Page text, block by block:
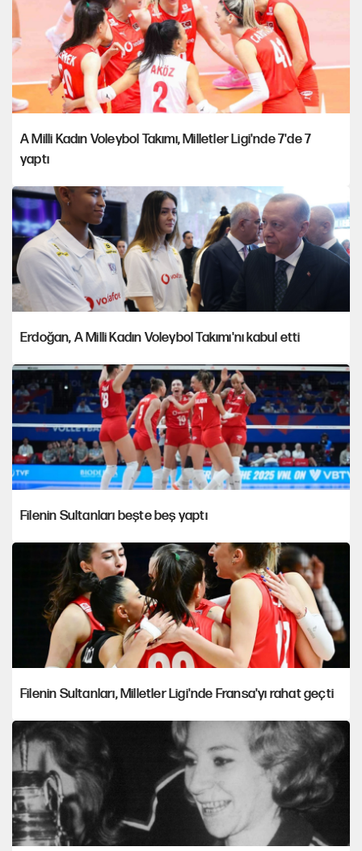
A Milli Kadın Voleybol Takımı, Milletler Ligi'nde 7'de 7
yaptı
Erdoğan, A Milli Kadın Voleybol Takımı'nı kabul etti
Filenin Sultanları beşte beş yaptı
Filenin Sultanları, Milletler Ligi'nde Fransa'yı rahat geçti